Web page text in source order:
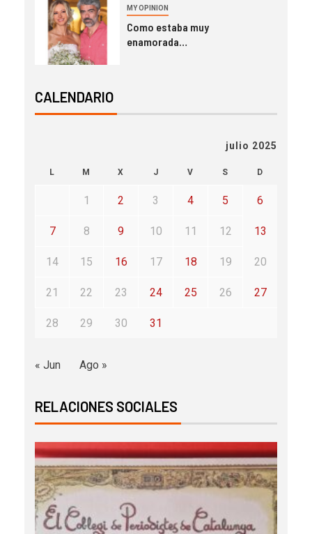
MY OPINION
Como estaba muy
enamorada…
CALENDARIO
julio 2025
L M X J V S D
1 2 3 4 5 6
7 8 9 10 11 12 13
14 15 16 17 18 19 20
21 22 23 24 25 26 27
28 29 30 31
« Jun Ago »
RELACIONES SOCIALES